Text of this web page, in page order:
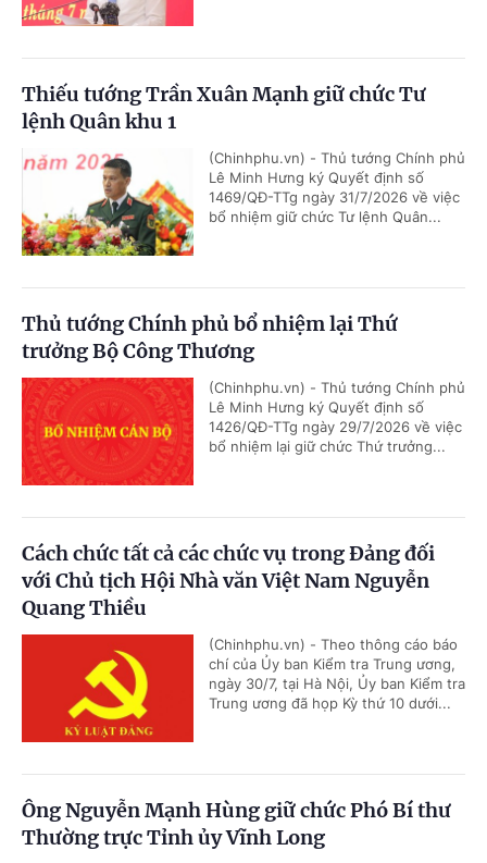
Thiếu tướng Trần Xuân Mạnh giữ chức Tư
lệnh Quân khu 1
(Chinhphu.vn) - Thủ tướng Chính phủ
Lê Minh Hưng ký Quyết định số
1469/QĐ-TTg ngày 31/7/2026 về việc
bổ nhiệm giữ chức Tư lệnh Quân...
Thủ tướng Chính phủ bổ nhiệm lại Thứ
trưởng Bộ Công Thương
(Chinhphu.vn) - Thủ tướng Chính phủ
Lê Minh Hưng ký Quyết định số
1426/QĐ-TTg ngày 29/7/2026 về việc
bổ nhiệm lại giữ chức Thứ trưởng...
Cách chức tất cả các chức vụ trong Đảng đối
với Chủ tịch Hội Nhà văn Việt Nam Nguyễn
Quang Thiều
(Chinhphu.vn) - Theo thông cáo báo
chí của Ủy ban Kiểm tra Trung ương,
ngày 30/7, tại Hà Nội, Ủy ban Kiểm tra
Trung ương đã họp Kỳ thứ 10 dưới...
Ông Nguyễn Mạnh Hùng giữ chức Phó Bí thư
Thường trực Tỉnh ủy Vĩnh Long